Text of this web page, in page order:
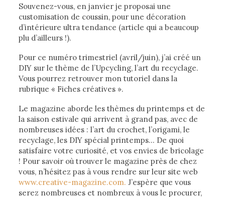
Souvenez-vous, en janvier je proposai une
customisation de coussin, pour une décoration
d’intérieure ultra tendance (article qui a beaucoup
plu d’ailleurs !).
Pour ce numéro trimestriel (avril/juin), j’ai créé un
DIY sur le thème de l’Upcycling, l’art du recyclage.
Vous pourrez retrouver mon tutoriel dans la
rubrique « Fiches créatives ».
Le magazine aborde les thèmes du printemps et de
la saison estivale qui arrivent à grand pas, avec de
nombreuses idées : l’art du crochet, l’origami, le
recyclage, les DIY spécial printemps… De quoi
satisfaire votre curiosité, et vos envies de bricolage
! Pour savoir où trouver le magazine près de chez
vous, n’hésitez pas à vous rendre sur leur site web
www.creative-magazine.com.J’espère que vous
serez nombreuses et nombreux à vous le procurer,